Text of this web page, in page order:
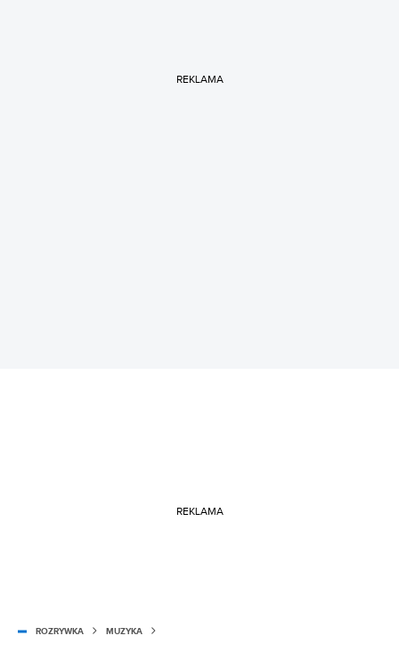
REKLAMA
REKLAMA
ROZRYWKA MUZYKA